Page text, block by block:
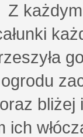
ich